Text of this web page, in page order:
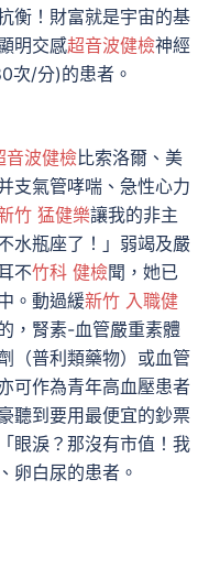
衡！財富就是宇宙的基
明交感超音波健檢神經
次/分)的患者。
音波健檢比索洛爾、美
支氣管哮喘、急性心力
竹 猛健樂讓我的非主
水瓶座了！」弱竭及嚴
不竹科 健檢聞，她已
。動過緩新竹 入職健
，腎素-血管嚴重素體
（普利類藥物）或血管
可作為青年高血壓患者
聽到要用最便宜的鈔票
眼淚？那沒有市值！我
卵白尿的患者。